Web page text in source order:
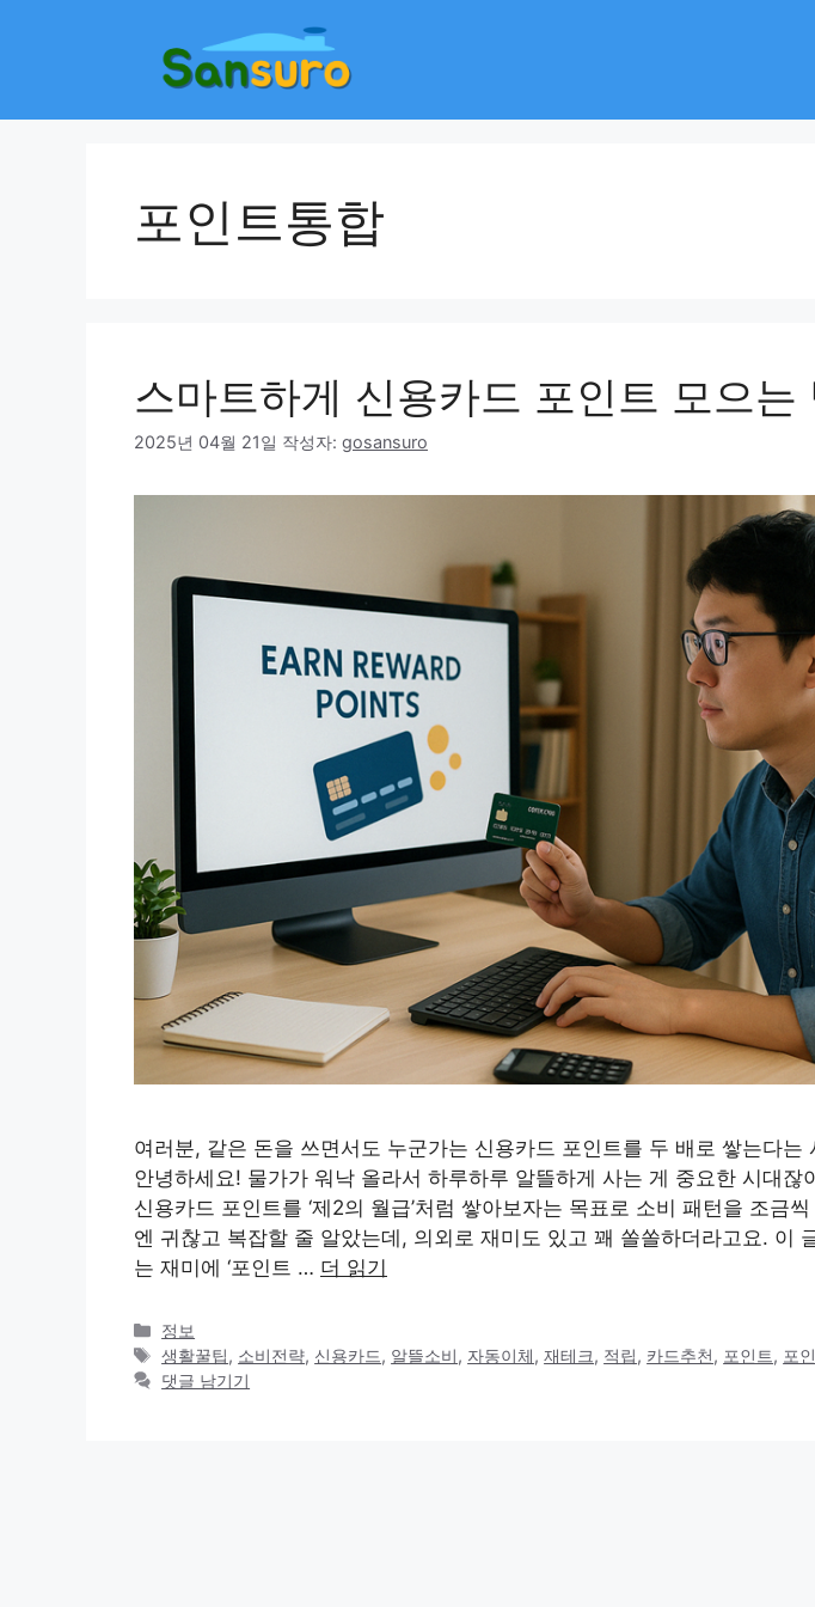
포인트통합
스마트하게 신용카드 포인트 모으는
2025년 04월 21일 작성자: gosansuro
여러분, 같은 돈을 쓰면서도 누군가는 신용카드 포인트를 두 배로 쌓는다는
안녕하세요! 물가가 워낙 올라서 하루하루 알뜰하게 사는 게 중요한 시대잖
신용카드 포인트를 ‘제2의 월급’처럼 쌓아보자는 목표로 소비 패턴을 조금
엔 귀찮고 복잡할 줄 알았는데, 의외로 재미도 있고 꽤 쏠쏠하더라고요. 이
는 재미에 ‘포인트 … 더 읽기
카
테
고
정보
태
그
생활꿀팁, 소비전략, 신용카드, 알뜰소비, 자동이체,재테크, 적립, 카드추천, 포인트, 포
댓글 남기기